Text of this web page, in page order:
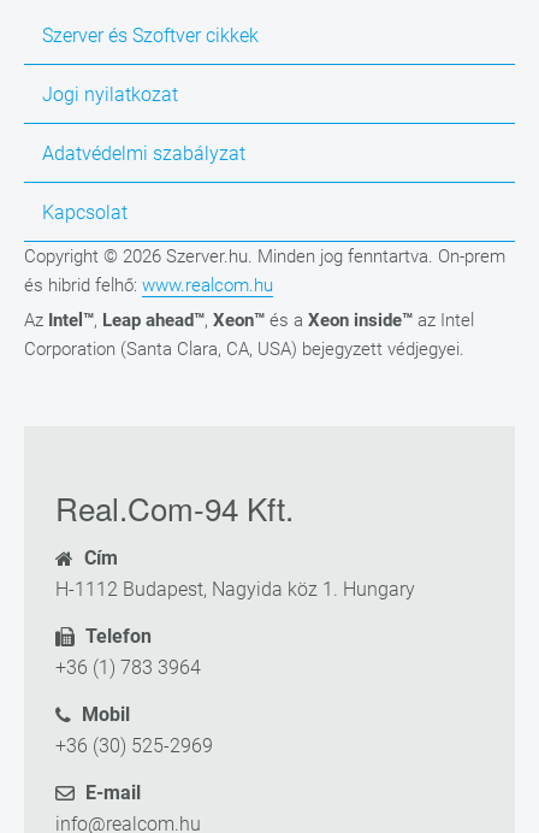
Szerver és Szoftver cikkek
Jogi nyilatkozat
Adatvédelmi szabályzat
Kapcsolat
Copyright © 2026 Szerver.hu. Minden jog fenntartva. On-prem
és hibrid felhő: www.realcom.hu
Az Intel™, Leap ahead™, Xeon™ és a Xeon inside™ az Intel
Corporation (Santa Clara, CA, USA) bejegyzett védjegyei.
Real.Com-94 Kft.
Cím
H-1112 Budapest, Nagyida köz 1. Hungary
Telefon
+36 (1) 783 3964
Mobil
+36 (30) 525-2969
E-mail
info@realcom.hu